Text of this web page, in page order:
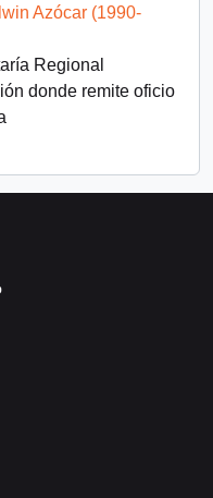
Azócar (1990-
Regional
donde remite oficio